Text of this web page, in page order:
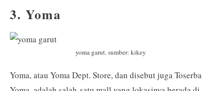
3. Yoma
yoma garut. sumber: kikey
Yoma, atau Yoma Dept. Store, dan disebut juga Toserba